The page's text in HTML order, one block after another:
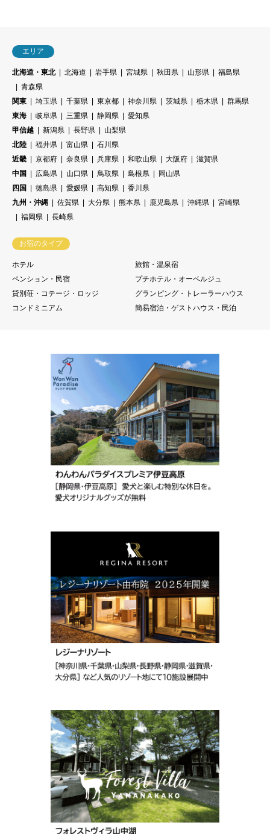
エリア
北海道・東北 北海道 岩手県 宮城県 秋田県 山形県
福島県
青森県
関東
埼玉県 千葉県 東京都 神奈川県 茨城県 栃木県
群馬県
東海
岐阜県 三重県 静岡県
愛知県
甲信越
新潟県 長野県
山梨県
北陸
福井県 富山県
石川県
近畿
京都府 奈良県 兵庫県 和歌山県 大阪府
滋賀県
中国
広島県 山口県 鳥取県 島根県
岡山県
四国
徳島県 愛媛県 高知県
香川県
九州・沖縄
佐賀県 大分県 熊本県 鹿児島県 沖縄県
宮崎県
福岡県
長崎県
お宿のタイプ
ホテル
旅館・温泉宿
ペンション・民宿
プチホテル・オーベルジュ
貸別荘・コテージ・ロッジ
グランピング・トレーラーハウス
コンドミニアム
簡易宿泊・ゲストハウス・民泊